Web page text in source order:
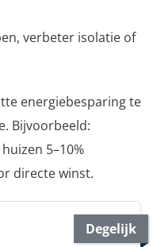
verbeter isolatie of
energiebesparing te
Bijvoorbeeld:
5–10%
directe winst.
Degelijk